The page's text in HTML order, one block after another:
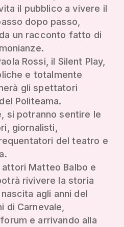
il pubblico a vivere il
dopo passo,
un racconto fatto di
Rossi, il Silent Play,
e totalmente
gli spettatori
Politeama.
si potranno sentire le
giornalisti,
del teatro e
Matteo Balbo e
rivivere la storia
agli anni del
di Carnevale,
e arrivando alla